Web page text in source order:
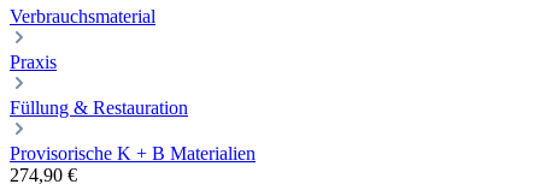
Verbrauchsmaterial
Praxis
Füllung & Restauration
Provisorische K + B Materialien
274,90 €